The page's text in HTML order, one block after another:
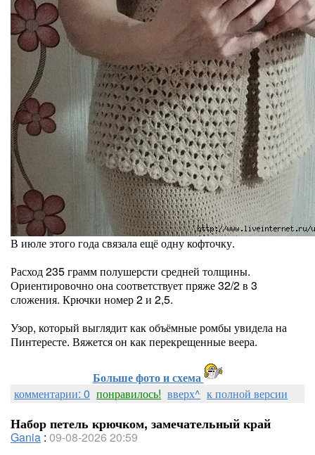
В июле этого года связала ещё одну кофточку.
Расход 235 грамм полушерсти средней толщины.
Ориентировочно она соответствует пряже 32/2 в 3
сложения. Крючки номер 2 и 2,5.
Узор, который выглядит как объёмные ромбы увидела на
Пинтересте. Вяжется он как перекрещенные веера.
Больше фото и схема
комментарии: 0 понравилось! вверх^ к полной версии
Набор петель крючком, замечательный край
Gania : 09-08-2026 20:59